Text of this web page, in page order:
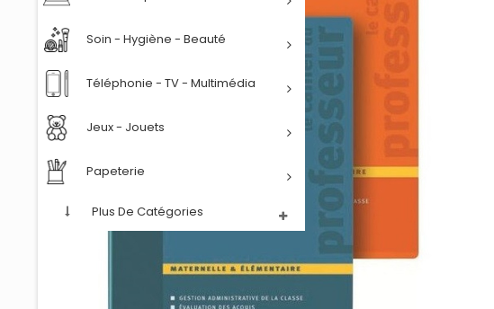
Soin - Hygiène - Beauté
Téléphonie - TV - Multimédia
Jeux - Jouets
Papeterie
Plus De Catégories